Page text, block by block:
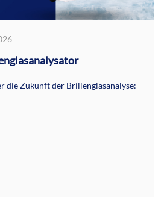
die Zukunft der Brillenglasanalyse: